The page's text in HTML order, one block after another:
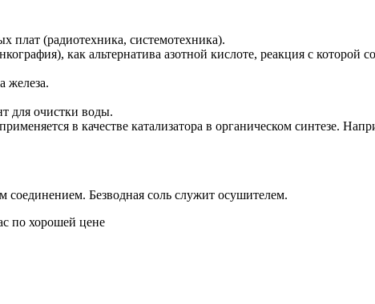
плат (радиотехника, системотехника).
как альтернатива азотной кислоте, реакция с
железа.
для очистки воды.
в качестве катализатора в органическом синтезе.
Безводная соль служит осушителем.
по хорошей цене